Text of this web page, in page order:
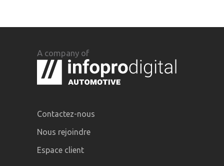
A company of
Contactez-nous
Nous rejoindre
Espace client